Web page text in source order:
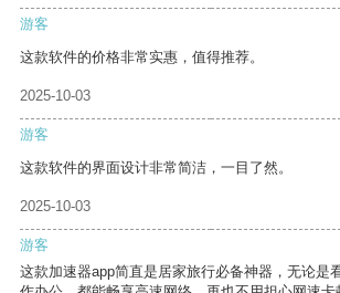
游客
这款软件的价格非常实惠，值得推荐。
2025-10-03
游客
这款软件的界面设计非常简洁，一目了然。
2025-10-03
游客
这款加速器app简直是居家旅行必备神器，无论是